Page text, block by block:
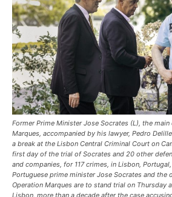
Former Prime Minister Jose Socrates (L), the
Marques, accompanied by his lawyer, Pedro
a break at the Lisbon Central Criminal Court on
first day of the trial of Socrates and 20 other
and companies, for 117 crimes, in Lisbon,
Portuguese prime minister Jose Socrates and
Operation Marques are to stand trial on Thursday
Lisbon, more than a decade after the case